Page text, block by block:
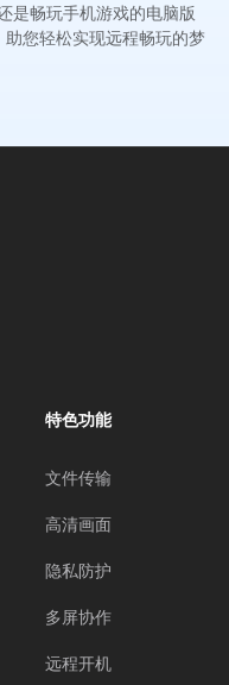
是畅玩手机游戏的电脑版
您轻松实现远程畅玩的梦
特色功能
文件传输
高清画面
隐私防护
多屏协作
远程开机